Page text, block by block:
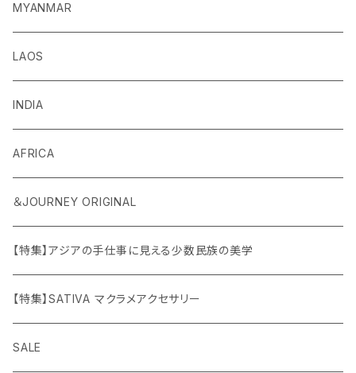
MYANMAR
LAOS
INDIA
AFRICA
＆JOURNEY ORIGINAL
【特集】アジアの手仕事に見える少数民族の美学
【特集】SATIVA マクラメアクセサリー
SALE